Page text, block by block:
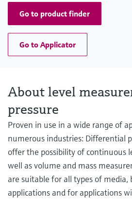
Go to product finder
Go to Applicator
About level
pressure
Proven in use in a wide range of
numerous industries: Differential
offer the possibility of continuous
well as volume and mass
are suitable for all types of media,
applications and for applications